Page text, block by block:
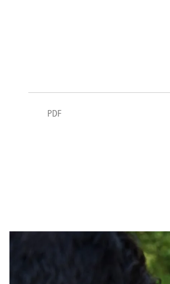
PDF